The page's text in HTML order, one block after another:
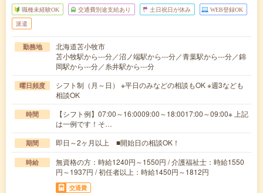
職種未経験OK 交通費別途支給あり 土日祝日が休み WEB登録OK
派遣
勤務地
北海道苫小牧市
苫小牧駅から---分／沼ノ端駅から---分／青葉駅から---分／錦
岡駅から---分／糸井駅から---分
曜日頻度
シフト制（月～日） ※平日のみなどの相談もOK ※週3なども
相談OK
時間
【シフト例】07:00～16:0009:00～18:0017:00～09:00※ 上記
は一例です！そ…
期間 即日～2ヶ月以上 ■開始日の相談OK！
時給
無資格の方：時給1240円～1550円 / 介護福祉士：時給1550
円～1937円 / 初任者以上：時給1450円～1812円
交通費